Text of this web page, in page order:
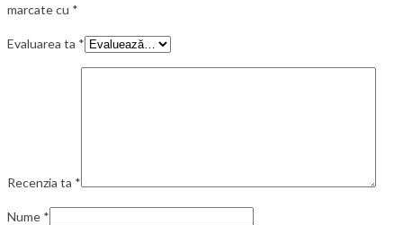
marcate cu *
Evaluarea ta *
Recenzia ta *
Nume *